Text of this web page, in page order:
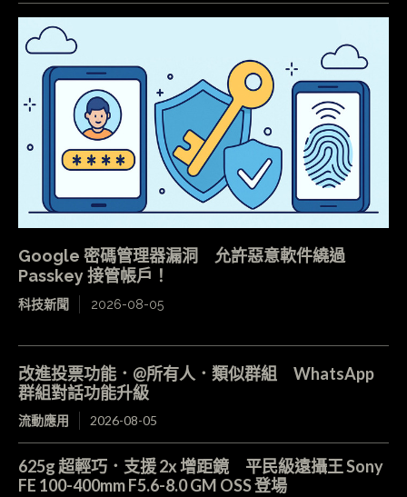
Google 密碼管理器漏洞 允許惡意軟件繞過
Passkey 接管帳戶！
科技新聞 2026-08-05
改進投票功能．@所有人．類似群組 WhatsApp
群組對話功能升級
流動應用 2026-08-05
625g 超輕巧．支援 2x 增距鏡 平民級遠攝王 Sony
FE 100-400mm F5.6-8.0 GM OSS 登場